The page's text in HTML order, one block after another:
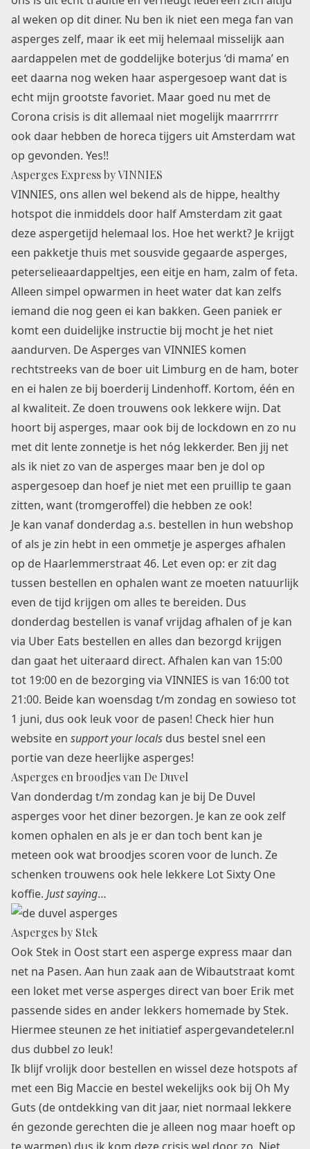
al weken op dit diner. Nu ben ik niet een mega fan van
asperges zelf, maar ik eet mij helemaal misselijk aan
aardappelen met de goddelijke boterjus ‘di mama’ en
eet daarna nog weken haar aspergesoep want dat is
echt mijn grootste favoriet. Maar goed nu met de
Corona crisis is dit allemaal niet mogelijk maarrrrrr
ook daar hebben de horeca tijgers uit Amsterdam wat
op gevonden. Yes!!
Asperges Express by VINNIES
VINNIES, ons allen wel bekend als de hippe, healthy
hotspot die inmiddels door half Amsterdam zit gaat
deze aspergetijd helemaal los. Hoe het werkt? Je krijgt
een pakketje thuis met sousvide gegaarde asperges,
peterselieaardappeltjes, een eitje en ham, zalm of feta.
Alleen simpel opwarmen in heet water dat kan zelfs
iemand die nog geen ei kan bakken. Geen paniek er
komt een duidelijke instructie bij mocht je het niet
aandurven. De Asperges van VINNIES komen
rechtstreeks van de boer uit Limburg en de ham, boter
en ei halen ze bij boerderij Lindenhoff. Kortom, één en
al kwaliteit. Ze doen trouwens ook lekkere wijn. Dat
hoort bij asperges, maar ook bij de lockdown en zo nu
met dit lente zonnetje is het nóg lekkerder. Ben jij net
als ik niet zo van de asperges maar ben je dol op
aspergesoep dan hoef je niet met een pruillip te gaan
zitten, want (tromgeroffel) die hebben ze ook!
Je kan vanaf donderdag a.s. bestellen in hun webshop
of als je zin hebt in een ommetje je asperges afhalen
op de Haarlemmerstraat 46. Let even op: er zit dag
tussen bestellen en ophalen want ze moeten natuurlijk
even de tijd krijgen om alles te bereiden. Dus
donderdag bestellen is vanaf vrijdag afhalen of je kan
via Uber Eats bestellen en alles dan bezorgd krijgen
dan gaat het uiteraard direct. Afhalen kan van 15:00
tot 19:00 en de bezorging via VINNIES is van 16:00 tot
21:00. Beide kan woensdag t/m zondag en sowieso tot
1 juni, dus ook leuk voor de pasen! Check hier hun
website en support your locals dus bestel snel een
portie van deze heerlijke asperges!
Asperges en broodjes van De Duvel
Van donderdag t/m zondag kan je bij De Duvel
asperges voor het diner bezorgen. Je kan ze ook zelf
komen ophalen en als je er dan toch bent kan je
meteen ook wat broodjes scoren voor de lunch. Ze
schenken trouwens ook hele lekkere Lot Sixty One
koffie. Just saying…
Asperges by Stek
Ook Stek in Oost start een asperge express maar dan
net na Pasen. Aan hun zaak aan de Wibautstraat komt
een loket met verse asperges direct van boer Erik met
passende sides en ander lekkers homemade by Stek.
Hiermee steunen ze het initiatief aspergevandeteler.nl
dus dubbel zo leuk!
Ik blijf vrolijk door bestellen en wissel deze hotspots af
met een Big Maccie en bestel wekelijks ook bij Oh My
Guts (de ontdekking van dit jaar, niet normaal lekkere
én gezonde gerechten die je alleen nog maar hoeft op